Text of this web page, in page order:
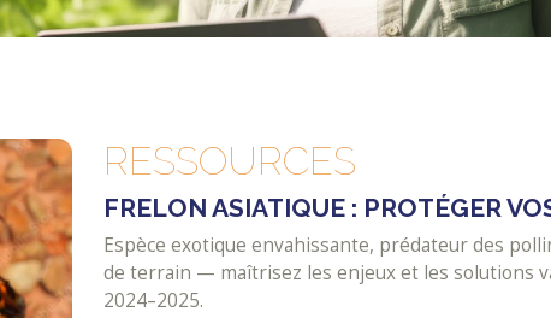
RESSOURCES
FRELON ASIATIQUE : PROTÉGER
Espèce exotique envahissante, prédateur des
de terrain — maîtrisez les enjeux et les solutions
2024–2025.